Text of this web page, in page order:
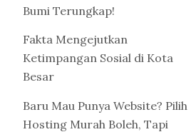
Bumi Terungkap!
Fakta Mengejutkan
Ketimpangan Sosial di Kota
Besar
Baru Mau Punya Website? Pilih
Hosting Murah Boleh, Tapi